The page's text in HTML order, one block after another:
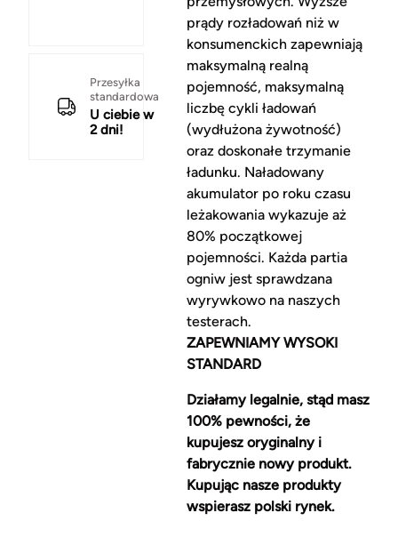
Przesyłka
standardowa
U ciebie w
2 dni!
prądy rozładowań niż w
konsumenckich zapewniają
maksymalną realną
pojemność, maksymalną
liczbę cykli ładowań
(wydłużona żywotność)
oraz doskonałe trzymanie
ładunku. Naładowany
akumulator po roku czasu
leżakowania wykazuje aż
80% początkowej
pojemności. Każda partia
ogniw jest sprawdzana
wyrywkowo na naszych
testerach.
ZAPEWNIAMY WYSOKI
STANDARD
Działamy legalnie, stąd masz
100% pewności, że
kupujesz oryginalny i
fabrycznie nowy produkt.
Kupując nasze produkty
wspierasz polski rynek.